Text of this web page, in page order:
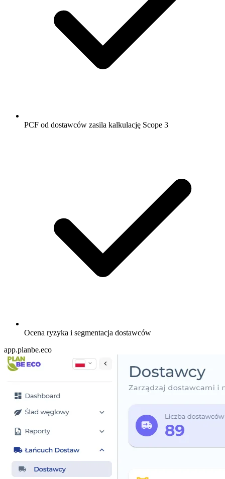
PCF od dostawców zasila kalkulację Scope 3
Ocena ryzyka i segmentacja dostawców
app.planbe.eco